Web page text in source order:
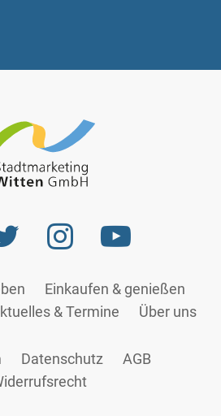
Einkaufen & genießen
& Termine Über uns
Datenschutz
AGB